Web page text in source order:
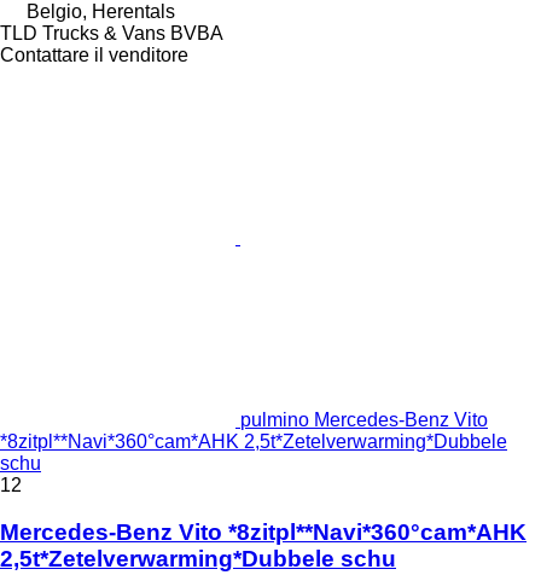
Belgio, Herentals
TLD Trucks & Vans BVBA
Contattare il venditore
pulmino Mercedes-Benz Vito
*8zitpl**Navi*360°cam*AHK 2,5t*Zetelverwarming*Dubbele
schu
12
Mercedes-Benz Vito *8zitpl**Navi*360°cam*AHK
2,5t*Zetelverwarming*Dubbele schu